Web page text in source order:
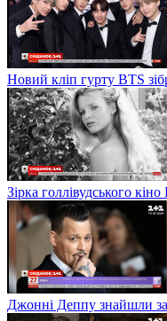
Новий кліп гурту BTS
Зірка голлівудського
Джонні Деппу знайшли